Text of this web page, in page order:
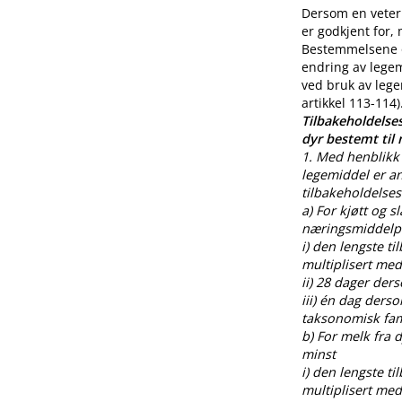
Dersom en
er godkjent for,
endring av
ved bruk av
artikkel 113-
dyr bestemt til
1. Med
legemiddel er
a) For kjøtt og
i) den lengste
multiplisert
ii) 28 dager
iii) én dag
taksonomisk
b) For melk fra
minst
i) den lengste
multiplisert